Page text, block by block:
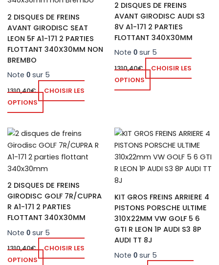
2 DISQUES DE FREINS
AVANT GIRODISC SEAT
LEON 5F A1-171 2 PARTIES
FLOTTANT 340X30MM NON
BREMBO
Note 0 sur 5
1310,40€
CHOISIR LES
OPTIONS
2 DISQUES DE FREINS
AVANT GIRODISC AUDI S3
8V A1-171 2 PARTIES
FLOTTANT 340X30MM
Note 0 sur 5
1310,40€
CHOISIR LES
OPTIONS
2 DISQUES DE FREINS
GIRODISC GOLF 7R/CUPRA
R A1-171 2 PARTIES
FLOTTANT 340X30MM
Note 0 sur 5
1310,40€
CHOISIR LES
OPTIONS
KIT GROS FREINS ARRIERE 4
PISTONS PORSCHE ULTIME
310X22MM VW GOLF 5 6
GTI R LEON 1P AUDI S3 8P
AUDI TT 8J
Note 0 sur 5